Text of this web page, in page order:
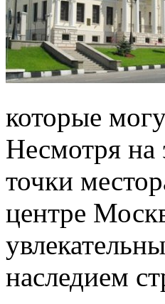
которые
Несмотря на
точки
центре
наследием